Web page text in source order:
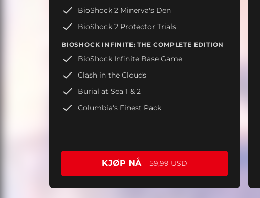
BioShock 2 Minerva's Den
BioShock 2 Protector Trials
BIOSHOCK INFINITE: THE COMPLETE EDITION
BioShock Infinite Base Game
Clash in the Clouds
Burial at Sea 1 & 2
Columbia's Finest Pack
KJØP NÅ 59,99 USD